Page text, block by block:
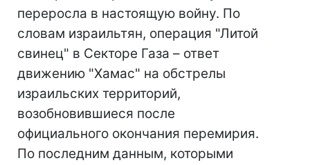
переросла в настоящую войну. По
словам израильтян, операция "Литой
свинец" в Cекторе Газа – ответ
движению "Хамас" на обстрелы
израильских территорий,
возобновившиеся после
официального окончания перемирия.
По последним данным, которыми